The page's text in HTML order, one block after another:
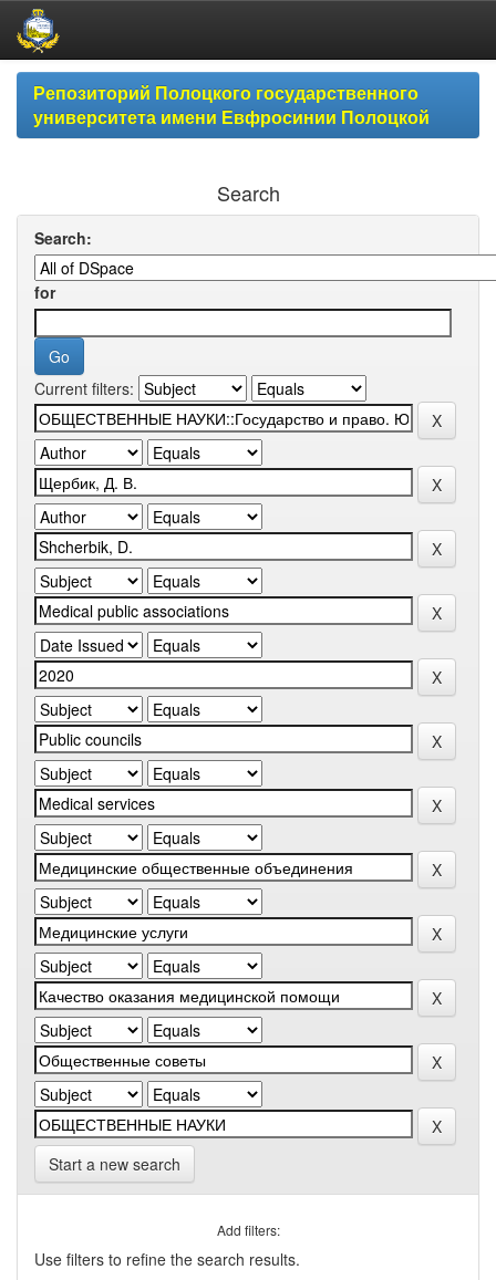
Skip
navigationРепозиторий Полоцкого государственного
университета имени Евфросинии Полоцкой
Search
Search:
for
Current filters:
Start a new search
Add filters:
Use filters to refine the search results.